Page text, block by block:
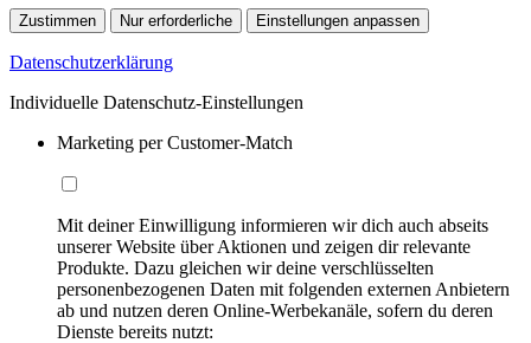
Zustimmen Nur erforderliche Einstellungen anpassen
Datenschutzerklärung
Individuelle Datenschutz-Einstellungen
Marketing per Customer-Match
Mit deiner Einwilligung informieren wir dich auch abseits
unserer Website über Aktionen und zeigen dir relevante
Produkte. Dazu gleichen wir deine verschlüsselten
personenbezogenen Daten mit folgenden externen Anbietern
ab und nutzen deren Online-Werbekanäle, sofern du deren
Dienste bereits nutzt: